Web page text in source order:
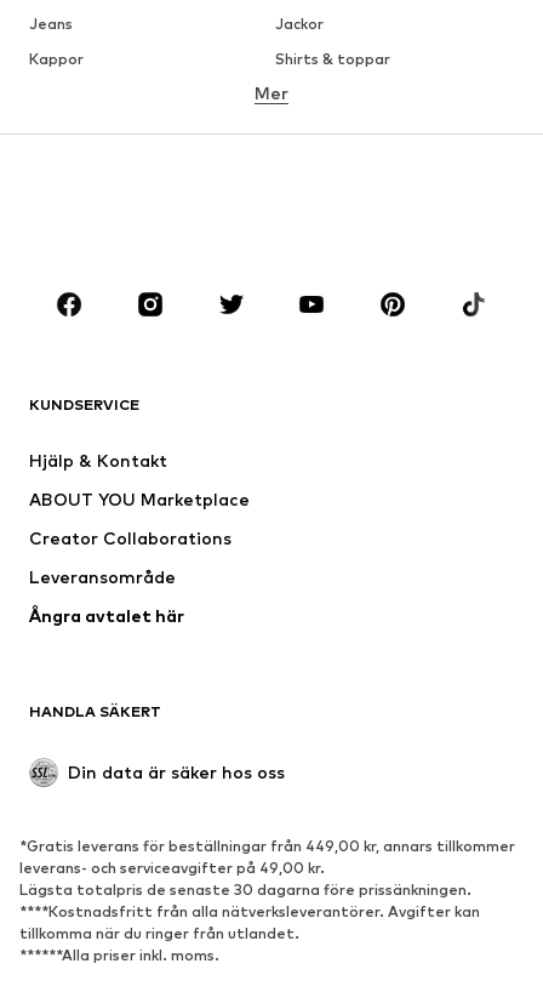
Jeans
Jackor
Kappor
Shirts & toppar
Underkläder
Kjolar
Blusar & tunikor
Premium
Nytt
Underkläder
Kappor
Badkläder
Upcycling
Populärt
Sneakers
Stövletter
Pumps & högklackade skor
Stövlar
Sandaler
Mer
KUNDSERVICE
Hjälp & Kontakt
ABOUT YOU Marketplace
Creator Collaborations
Leveransområde
Ångra avtalet här
HANDLA SÄKERT
Din data är säker hos oss
*Gratis leverans för beställningar från 449,00 kr, annars tillkommer
leverans- och serviceavgifter på 49,00 kr.
Lägsta totalpris de senaste 30 dagarna före prissänkningen.
****Kostnadsfritt från alla nätverksleverantörer. Avgifter kan
tillkomma när du ringer från utlandet.
******Alla priser inkl. moms.